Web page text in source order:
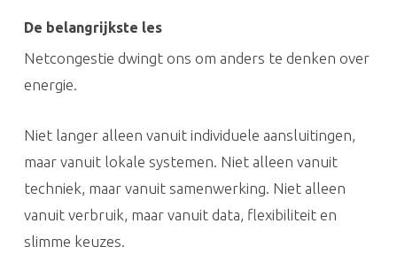
De belangrijkste les
Netcongestie dwingt ons om anders te denken over
energie.
Niet langer alleen vanuit individuele aansluitingen,
maar vanuit lokale systemen. Niet alleen vanuit
techniek, maar vanuit samenwerking. Niet alleen
vanuit verbruik, maar vanuit data, flexibiliteit en
slimme keuzes.